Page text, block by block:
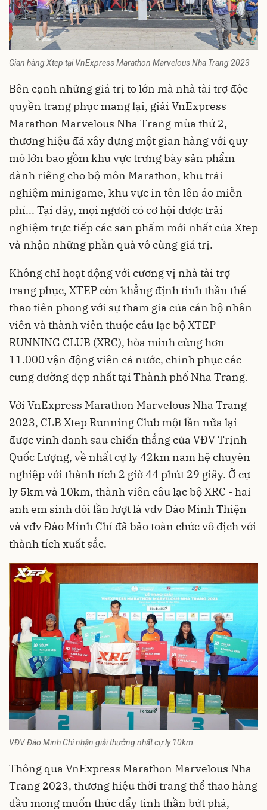
Gian hàng Xtep tại VnExpress Marathon Marvelous Nha Trang 2023
Bên cạnh những giá trị to lớn mà nhà tài trợ độc
quyền trang phục mang lại, giải VnExpress
Marathon Marvelous Nha Trang mùa thứ 2,
thương hiệu đã xây dựng một gian hàng với quy
mô lớn bao gồm khu vực trưng bày sản phẩm
dành riêng cho bộ môn Marathon, khu trải
nghiệm minigame, khu vực in tên lên áo miễn
phí... Tại đây, mọi người có cơ hội được trải
nghiệm trực tiếp các sản phẩm mới nhất của Xtep
và nhận những phần quà vô cùng giá trị.
Không chỉ hoạt động với cương vị nhà tài trợ
trang phục, XTEP còn khẳng định tinh thần thể
thao tiên phong với sự tham gia của cán bộ nhân
viên và thành viên thuộc câu lạc bộ XTEP
RUNNING CLUB (XRC), hòa mình cùng hơn
11.000 vận động viên cả nước, chinh phục các
cung đường đẹp nhất tại Thành phố Nha Trang.
Với VnExpress Marathon Marvelous Nha Trang
2023, CLB Xtep Running Club một lần nữa lại
được vinh danh sau chiến thắng của VĐV Trịnh
Quốc Lượng, về nhất cự ly 42km nam hệ chuyên
nghiệp với thành tích 2 giờ 44 phút 29 giây. Ở cự
ly 5km và 10km, thành viên câu lạc bộ XRC - hai
anh em sinh đôi lần lượt là vđv Đào Minh Thiện
và vđv Đào Minh Chí đã bảo toàn chức vô địch với
thành tích xuất sắc.
VĐV Đào Minh Chí nhận giải thưởng nhất cự ly 10km
Thông qua VnExpress Marathon Marvelous Nha
Trang 2023, thương hiệu thời trang thể thao hàng
đầu mong muốn thúc đẩy tinh thần bứt phá,